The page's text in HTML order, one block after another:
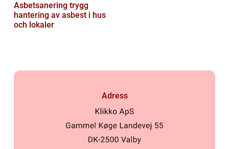
Asbetsanering trygg
hantering av asbest i hus
och lokaler
Adress